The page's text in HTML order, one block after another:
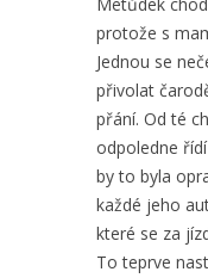
protože s
Jednou se
přivolat
přání. Od té
odpoledne
by to byla
každé jeho
které se za
To teprve